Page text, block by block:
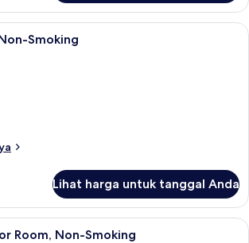
1 King Bed, Suite, Non-Smoking |
Smoking
Lihat harga untuk tanggal Anda
Meja kerja, ruang kerja ramah
Room, Non-Smoking